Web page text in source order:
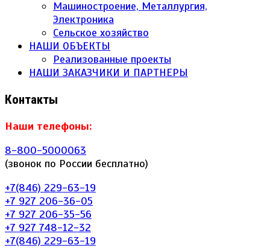
Машиностроение, Металлургия,
Электроника
Сельское хозяйство
НАШИ ОБЪЕКТЫ
Реализованные проекты
НАШИ ЗАКАЗЧИКИ И ПАРТНЕРЫ
Контакты
Наши телефоны:
8-800-5000063
(звонок по России бесплатно)
+7(846) 229-63-19
+7 927 206-36-05
+7 927 206-35-56
+7 927 748-12-32
+7(846) 229-63-19